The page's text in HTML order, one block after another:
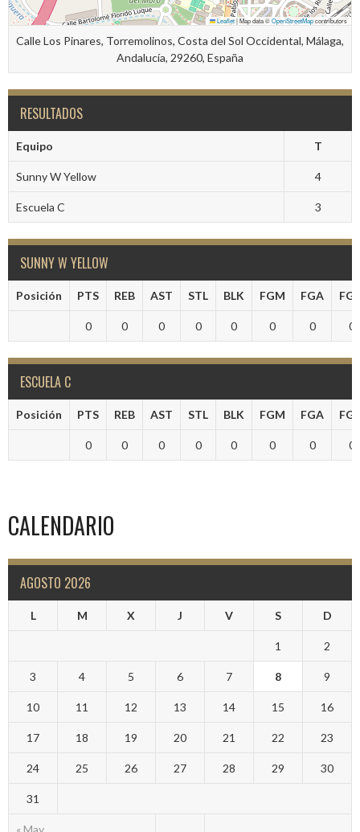
Leaflet|Map data ©OpenStreetMapcontributors
Calle Los Pinares, Torremolinos, Costa del Sol Occidental, Málaga,
Andalucía, 29260, España
RESULTADOS
Equipo T
Sunny W Yellow 4
Escuela C 3
SUNNY W YELLOW
Posición PTS REB AST STL BLK FGM FGA
0 0 0 0 0 0 0 0
ESCUELA C
Posición PTS REB AST STL BLK FGM FGA
0 0 0 0 0 0 0 0
CALENDARIO
AGOSTO 2026
L M X J V S D
« May
1 2
3 4 5 6 7 8 9
10 11 12 13 14 15 16
17 18 19 20 21 22 23
24 25 26 27 28 29 30
31